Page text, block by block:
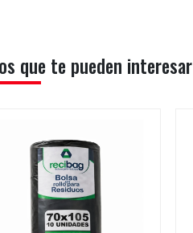
que te pueden interesar